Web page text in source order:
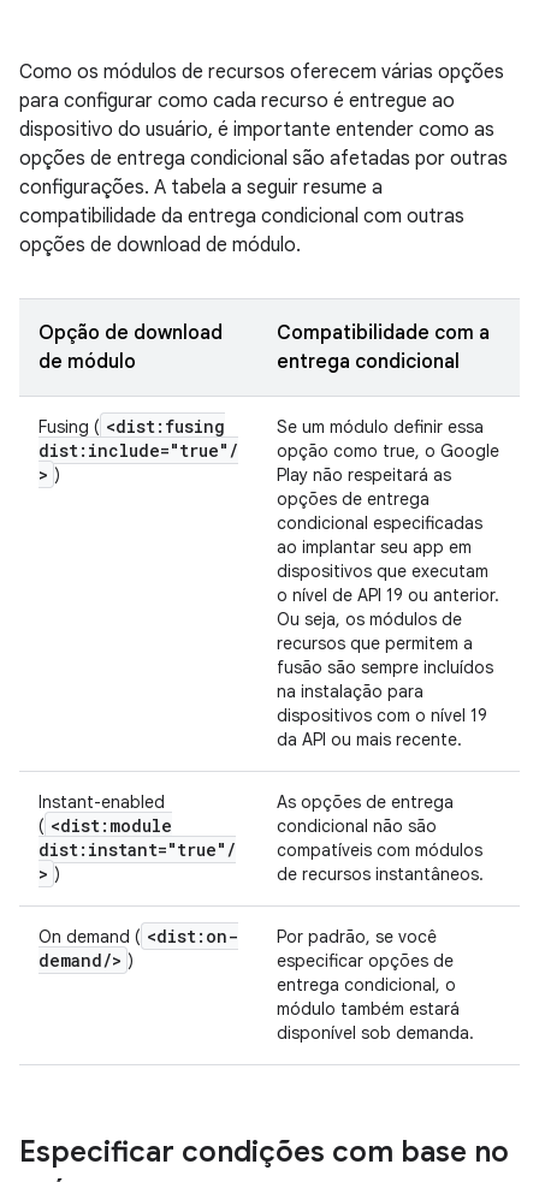
Como os módulos de recursos oferecem várias opções
para configurar como cada recurso é entregue ao
dispositivo do usuário, é importante entender como as
opções de entrega condicional são afetadas por outras
configurações. A tabela a seguir resume a
compatibilidade da entrega condicional com outras
opções de download de módulo.
Opção de download
de módulo
Compatibilidade com a
entrega condicional
Fusing ( <dist:fusing
dist:include="true" /
> )
Se um módulo definir essa
opção como true, o Google
Play não respeitará as
opções de entrega
condicional especificadas
ao implantar seu app em
dispositivos que executam
o nível de API 19 ou anterior.
Ou seja, os módulos de
recursos que permitem a
fusão são sempre incluídos
na instalação para
dispositivos com o nível 19
da API ou mais recente.
Instant-enabled
( <dist:module
dist:instant="true" /
> )
As opções de entrega
condicional não são
compatíveis com módulos
de recursos instantâneos.
On demand ( <dist:on-
demand/> )
Por padrão, se você
especificar opções de
entrega condicional, o
módulo também estará
disponível sob demanda.
Especificar condições com base no